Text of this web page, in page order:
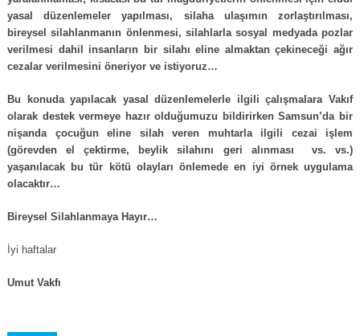
yasal düzenlemeler yapılması, silaha ulaşımın zorlaştırılması,
bireysel silahlanmanın önlenmesi, silahlarla sosyal medyada pozlar
verilmesi dahil insanların bir silahı eline almaktan çekineceği ağır
cezalar verilmesini öneriyor ve istiyoruz…
Bu konuda yapılacak yasal düzenlemelerle ilgili çalışmalara Vakıf
olarak destek vermeye hazır olduğumuzu bildirirken Samsun’da bir
nişanda çocuğun eline silah veren muhtarla ilgili cezai işlem
(görevden el çektirme, beylik silahını geri alınması vs. vs.)
yaşanılacak bu tür kötü olayları önlemede en iyi örnek uygulama
olacaktır…
Bireysel Silahlanmaya Hayır…
İyi haftalar
Umut Vakfı